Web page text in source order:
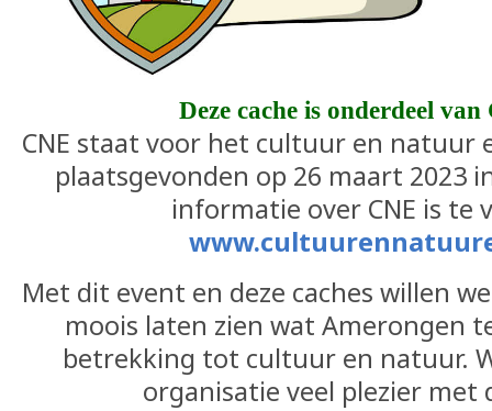
Deze cache is onderdeel
CNE staat voor het cultuur en natuur
plaatsgevonden op 26 maart 2023
informatie over CNE is te
Met dit event en deze caches willen
moois laten zien wat Amerongen
betrekking tot cultuur en natuur.
organisatie veel plezier met